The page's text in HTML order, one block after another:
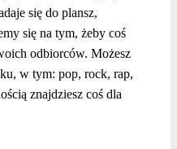
się do plansz,
się na tym, żeby coś
odbiorców. Możesz
w tym: pop, rock, rap,
znajdziesz coś dla